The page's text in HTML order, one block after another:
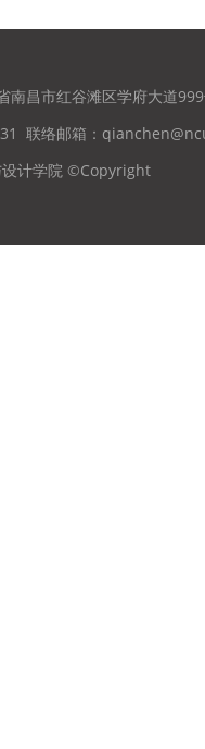
南昌市红谷滩区学府大道
联络邮箱：
设计学院 ©Copyright